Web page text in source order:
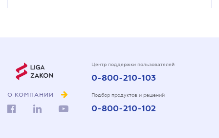
О КОМПАНИИ
Центр поддержки пользователей
0-800-210-103
Подбор продуктов и решений
0-800-210-102